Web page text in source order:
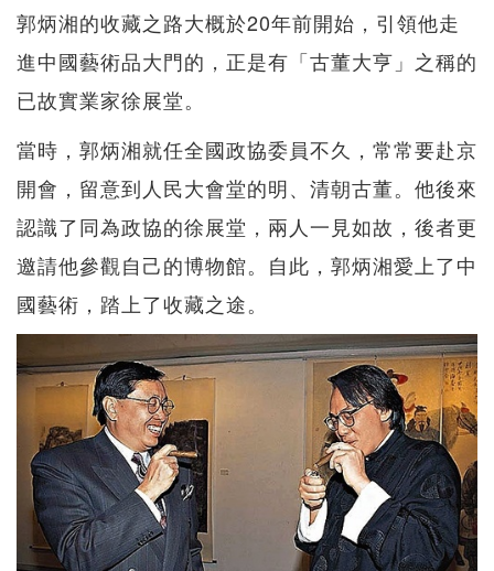
郭炳湘的收藏之路大概於20年前開始，引領他走
進中國藝術品大門的，正是有「古董大亨」之稱的
已故實業家徐展堂。
當時，郭炳湘就任全國政協委員不久，常常要赴京
開會，留意到人民大會堂的明、清朝古董。他後來
認識了同為政協的徐展堂，兩人一見如故，後者更
邀請他參觀自己的博物館。自此，郭炳湘愛上了中
國藝術，踏上了收藏之途。